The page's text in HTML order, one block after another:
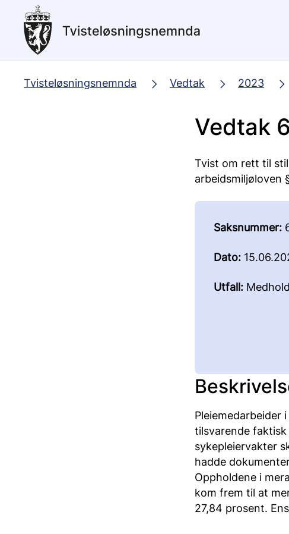
hovedinnhold
Tvisteløsningsnemnda Vedtak 2023
Vedtak
Tvist om rett til
arbeidsmiljøloven
Saksnummer:
Dato:
Utfall: Medhold
Pleiemedarbeider
tilsvarende
sykepleiervakter
hadde
Oppholdene i
kom frem til at
27,84 prosent.